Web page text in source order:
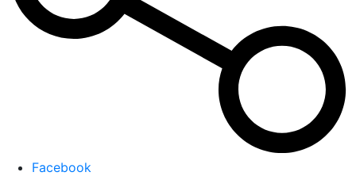
Facebook